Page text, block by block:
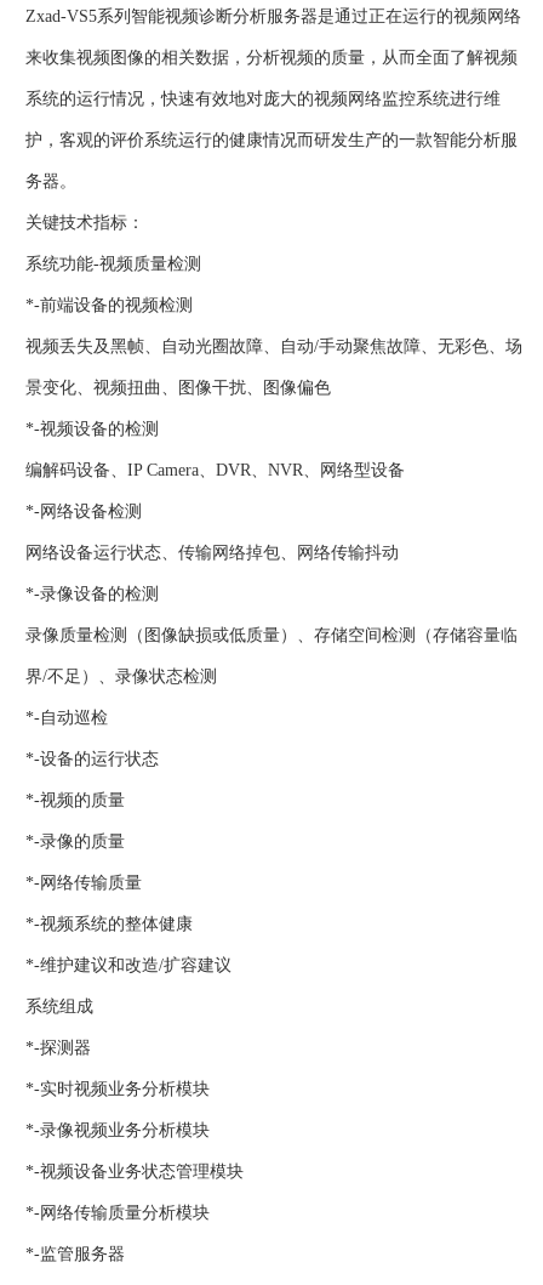
Zxad-VS5系列智能视频诊断分析服务器是通过正在运行的视频网络
来收集视频图像的相关数据，分析视频的质量，从而全面了解视频
系统的运行情况，快速有效地对庞大的视频网络监控系统进行维
护，客观的评价系统运行的健康情况而研发生产的一款智能分析服
务器。
关键技术指标：
系统功能-视频质量检测
*-前端设备的视频检测
视频丢失及黑帧、自动光圈故障、自动/手动聚焦故障、无彩色、场
景变化、视频扭曲、图像干扰、图像偏色
*-视频设备的检测
编解码设备、IP Camera、DVR、NVR、网络型设备
*-网络设备检测
网络设备运行状态、传输网络掉包、网络传输抖动
*-录像设备的检测
录像质量检测（图像缺损或低质量）、存储空间检测（存储容量临
界/不足）、录像状态检测
*-自动巡检
*-设备的运行状态
*-视频的质量
*-录像的质量
*-网络传输质量
*-视频系统的整体健康
*-维护建议和改造/扩容建议
系统组成
*-探测器
*-实时视频业务分析模块
*-录像视频业务分析模块
*-视频设备业务状态管理模块
*-网络传输质量分析模块
*-监管服务器